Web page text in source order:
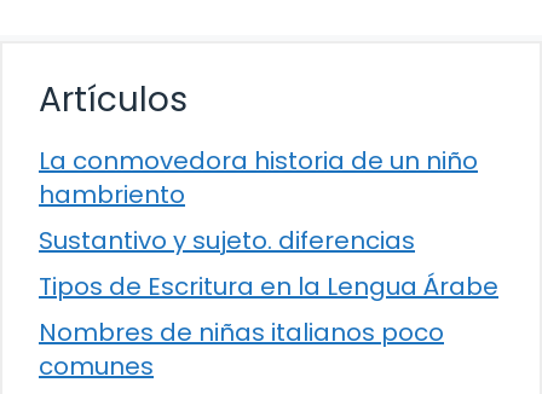
Artículos
La conmovedora historia de un niño
hambriento
Sustantivo y sujeto. diferencias
Tipos de Escritura en la Lengua Árabe
Nombres de niñas italianos poco
comunes